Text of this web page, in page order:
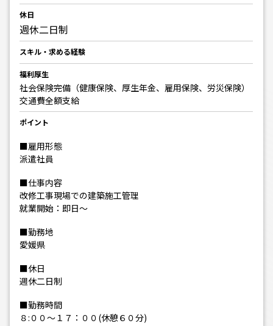
休日
週休二日制
スキル・求める経験
福利厚生
社会保険完備（健康保険、厚生年金、雇用保険、労災保険）
交通費全額支給
ポイント
■雇用形態
派遣社員
■仕事内容
改修工事現場での建築施工管理
就業開始：即日～
■勤務地
愛媛県
■休日
週休二日制
■勤務時間
８:００～１７：００(休憩６０分)